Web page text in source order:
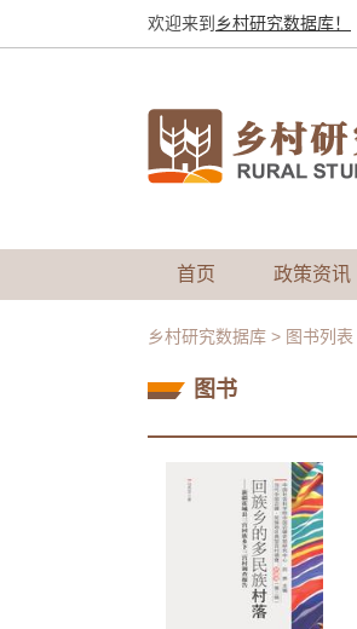
欢迎来到 乡村研究数据库！
首页 政策资讯
乡村研究数据库 > 图书列表
图书